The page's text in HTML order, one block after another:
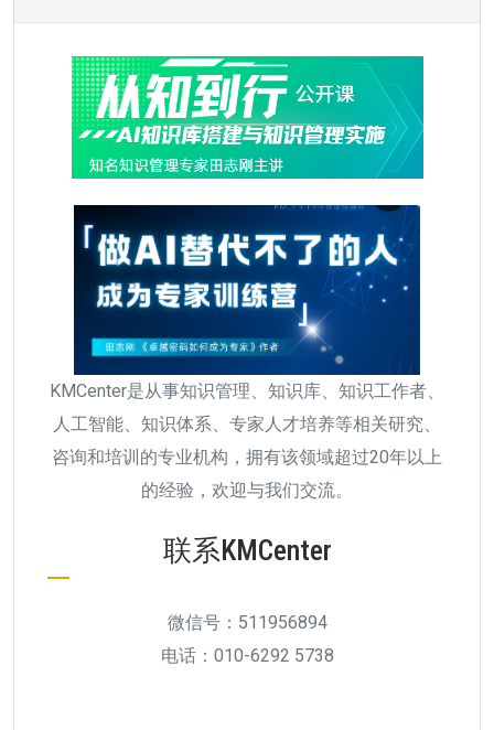
KMCenter是从事知识管理、知识库、知识工作者、
人工智能、知识体系、专家人才培养等相关研究、
咨询和培训的专业机构，拥有该领域超过20年以上
的经验，欢迎与我们交流。
联系KMCenter
微信号：511956894
电话：010-6292 5738